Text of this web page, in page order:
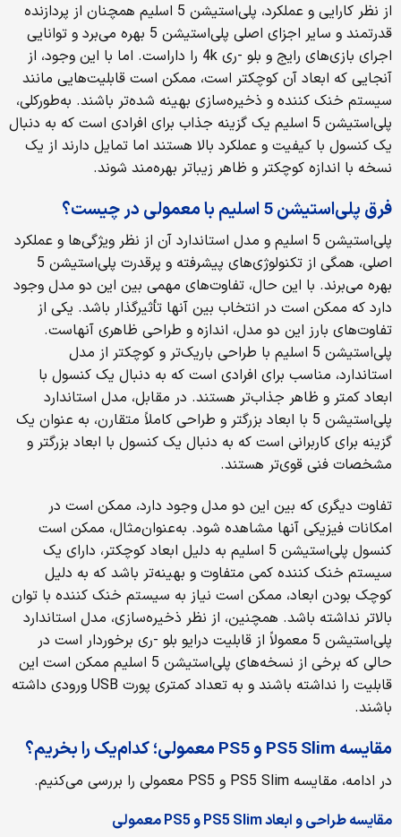
از نظر کارایی و عملکرد، پلی‌استیشن 5 اسلیم همچنان از پردازنده
قدرتمند و سایر اجزای اصلی پلی‌استیشن 5 بهره می‌برد و توانایی
اجرای بازی‌های رایج و بلو -ری 4k را داراست. اما با این وجود، از
آنجایی که ابعاد آن کوچکتر است، ممکن است قابلیت‌هایی مانند
سیستم خنک کننده و ذخیره‌سازی بهینه شده‌تر باشند. به‌طورکلی،
پلی‌استیشن 5 اسلیم یک گزینه جذاب برای افرادی است که به دنبال
یک کنسول با کیفیت و عملکرد بالا هستند اما تمایل دارند از یک
نسخه با اندازه کوچکتر و ظاهر زیباتر بهره‌مند شوند.
فرق پلی‌استیشن 5 اسلیم با معمولی در چیست؟
پلی‌استیشن 5 اسلیم و مدل استاندارد آن از نظر ویژگی‌ها و عملکرد
اصلی، همگی از تکنولوژی‌های پیشرفته و پرقدرت پلی‌استیشن 5
بهره می‌برند. با این حال، تفاوت‌های مهمی بین این دو مدل وجود
دارد که ممکن است در انتخاب بین آنها تأثیرگذار باشد. یکی از
تفاوت‌های بارز این دو مدل، اندازه و طراحی ظاهری آنهاست.
پلی‌استیشن 5 اسلیم با طراحی باریک‌تر و کوچکتر از مدل
استاندارد، مناسب برای افرادی است که به دنبال یک کنسول با
ابعاد کمتر و ظاهر جذاب‌تر هستند. در مقابل، مدل استاندارد
پلی‌استیشن 5 با ابعاد بزرگتر و طراحی کاملاً متقارن، به عنوان یک
گزینه برای کاربرانی است که به دنبال یک کنسول با ابعاد بزرگتر و
مشخصات فنی قوی‌تر هستند.
تفاوت دیگری که بین این دو مدل وجود دارد، ممکن است در
امکانات فیزیکی آنها مشاهده شود. به‌عنوان‌مثال، ممکن است
کنسول پلی‌استیشن 5 اسلیم به دلیل ابعاد کوچکتر، دارای یک
سیستم خنک کننده کمی متفاوت و بهینه‌تر باشد که به دلیل
کوچک بودن ابعاد، ممکن است نیاز به سیستم خنک کننده با توان
بالاتر نداشته باشد. همچنین، از نظر ذخیره‌سازی، مدل استاندارد
پلی‌استیشن 5 معمولاً از قابلیت درایو بلو -ری برخوردار است در
حالی که برخی از نسخه‌های پلی‌استیشن 5 اسلیم ممکن است این
قابلیت را نداشته باشند و به تعداد کمتری پورت USB ورودی داشته
باشند.
مقایسه PS5 Slim و PS5 معمولی؛ کدام‌یک را بخریم؟
در ادامه، مقایسه‌ PS5 Slim و PS5 معمولی را بررسی می‌کنیم.
مقایسهطراحی و ابعادPS5 Slim و PS5 معمولی